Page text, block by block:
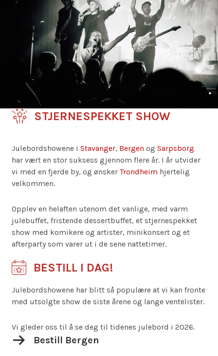
STJERNESPEKKET SHOW
Julebordshowene i Stavanger, Bergen og Sarpsborg
har vært en stor suksess gjennom flere år. I år utvider
vi med en fjerde by, og ønsker Trondheim hjertelig
velkommen.
Opplev en helaften utenom det vanlige, med varm
julebuffet, fristende dessertbuffet, et stjernespekket
show med komikere og artister, minikonsert og et
afterparty som varer ut i de sene nattetimer.
BESTILL I DAG!
Julebordshowene har blitt så populære at vi kan fronte
med utsolgte show de siste årene og lange ventelister.
Vi gleder oss til å se deg til tidenes julebord i 2026.
Bestill billetter til Bergen
Bestill Bergen